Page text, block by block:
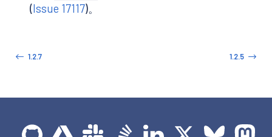
(Issue 17117)。
1.2.7 1.2.5